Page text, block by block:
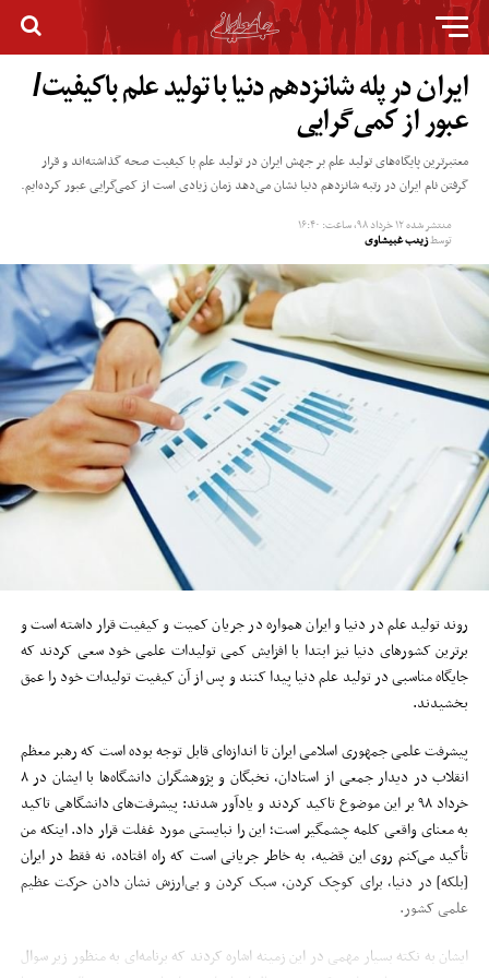
ایران در پله شانزدهم دنیا با تولید علم باکیفیت/
عبور از کمی‌گرایی
معتبرترین پایگاه‌های تولید علم بر جهش ایران در تولید علم با کیفیت صحه گذاشته‌اند و قرار
گرفتن نام ایران در رتبه شانزدهم دنیا نشان می‌دهد زمان زیادی است از کمی‌گرایی عبور کرده‌ایم.
منتشر شده۱۲ خرداد ۹۸, ساعت: ۱۶:۴۰
توسطزینب غبیشاوی
روند تولید علم در دنیا و ایران همواره در جریان کمیت و کیفیت قرار داشته است و
برترین کشورهای دنیا نیز ابتدا با افزایش کمی تولیدات علمی خود سعی کردند که
جایگاه مناسبی در تولید علم دنیا پیدا کنند و پس از آن کیفیت تولیدات خود را عمق
بخشیدند.
پیشرفت علمی جمهوری اسلامی ایران تا اندازه‌ای قابل توجه بوده است که رهبر معظم
انقلاب در دیدار جمعی از استادان، نخبگان و پژوهشگران دانشگاه‌ها با ایشان در ۸
خرداد ۹۸ بر این موضوع تاکید کردند و یادآور شدند: پیشرفت‌های دانشگاهی تاکید
به معنای واقعی کلمه چشمگیر است؛ این را نبایستی مورد غفلت قرار داد. اینکه من
تأکید می‌کنم روی این قضیه، به خاطر جریانی است که راه افتاده، نه فقط در ایران
[بلکه] در دنیا، برای کوچک کردن، سبک کردن و بی‌ارزش نشان دادن حرکت عظیم
علمی کشور.
ایشان به نکته بسیار مهمی در این زمینه اشاره کردند که برنامه‌ای به منظور زیر سوال